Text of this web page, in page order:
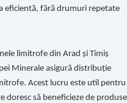
eficientă, fără drumuri repetate
limitrofe din Arad și Timiș
Minerale asigură distribuție
Acest lucru este util pentru
doresc să beneficieze de produse